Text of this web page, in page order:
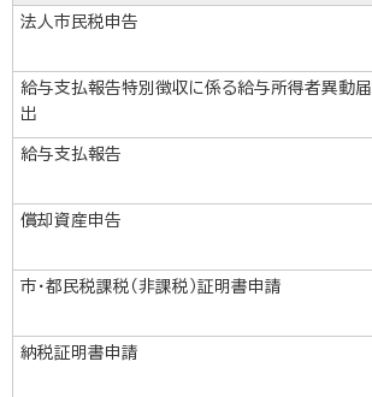
法人市民税申告
給与支払報告特別徴収に係る給与所得者異動届
出
給与支払報告
償却資産申告
市・都民税課税（非課税）証明書申請
納税証明書申請